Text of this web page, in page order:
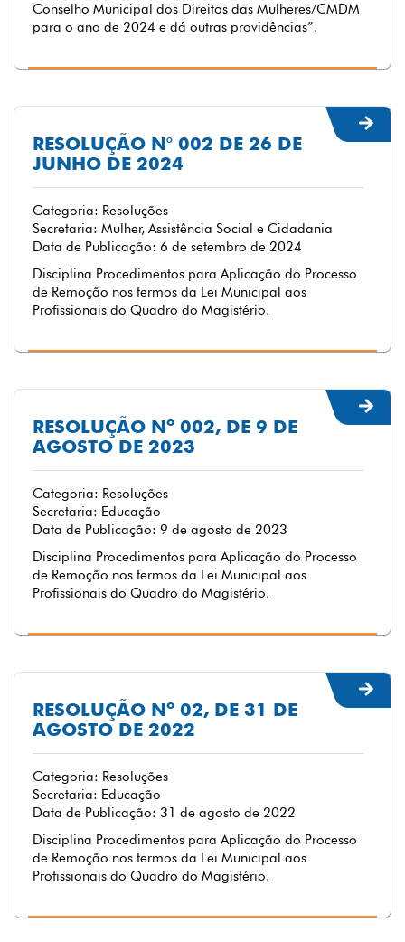
Conselho Municipal dos Direitos das Mulheres/CMDM
para o ano de 2024 e dá outras providências”.
RESOLUÇÃO N° 002 DE 26 DE
JUNHO DE 2024
Categoria: Resoluções
Secretaria: Mulher, Assistência Social e Cidadania
Data de Publicação: 6 de setembro de 2024
Disciplina Procedimentos para Aplicação do Processo
de Remoção nos termos da Lei Municipal aos
Profissionais do Quadro do Magistério.
RESOLUÇÃO Nº 002, DE 9 DE
AGOSTO DE 2023
Categoria: Resoluções
Secretaria: Educação
Data de Publicação: 9 de agosto de 2023
Disciplina Procedimentos para Aplicação do Processo
de Remoção nos termos da Lei Municipal aos
Profissionais do Quadro do Magistério.
RESOLUÇÃO Nº 02, DE 31 DE
AGOSTO DE 2022
Categoria: Resoluções
Secretaria: Educação
Data de Publicação: 31 de agosto de 2022
Disciplina Procedimentos para Aplicação do Processo
de Remoção nos termos da Lei Municipal aos
Profissionais do Quadro do Magistério.